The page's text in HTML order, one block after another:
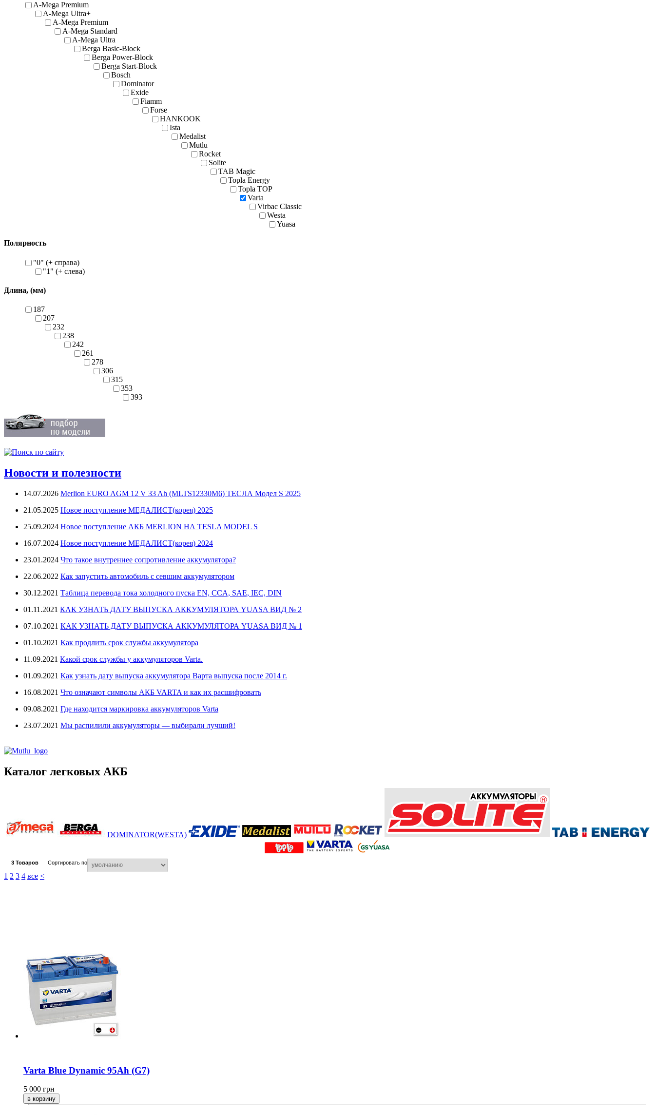
A-Mega Premium
A-Mega Ultra+
A-Mega Premium
A-Mega Standard
A-Mega Ultra
Berga Basic-Block
Berga Power-Block
Berga Start-Block
Bosch
Dominator
Exide
Fiamm
Forse
HANKOOK
Ista
Medalist
Mutlu
Rocket
Solite
TAB Magic
Topla Energy
Topla TOP
Varta
Virbac Classic
Westa
Yuasa
Полярность
"0" (+ справа)
"1" (+ слева)
Длина, (мм)
187
207
232
238
242
261
278
306
315
353
393
Новости и полезности
14.07.2026 Merlion EURO AGM 12 V 33 Ah (MLTS12330M6) ТЕСЛА Модел S 2025
21.05.2025 Новое поступление МЕДАЛИСТ(корея) 2025
25.09.2024 Новое поступление АКБ MERLION НА TESLA MODEL S
16.07.2024 Новое поступление МЕДАЛИСТ(корея) 2024
23.01.2024 Что такое внутреннее сопротивление аккумулятора?
22.06.2022 Как запустить автомобиль с севшим аккумулятором
30.12.2021 Таблица перевода тока холодного пуска EN, CCA, SAE, IEC, DIN
01.11.2021 КАК УЗНАТЬ ДАТУ ВЫПУСКА АККУМУЛЯТОРА YUASA ВИД № 2
07.10.2021 КАК УЗНАТЬ ДАТУ ВЫПУСКА АККУМУЛЯТОРА YUASA ВИД № 1
01.10.2021 Как продлить срок службы аккумулятора
11.09.2021 Какой срок службы у аккумуляторов Varta.
01.09.2021 Как узнать дату выпуска аккумулятора Варта выпуска после 2014 г.
16.08.2021 Что означают символы АКБ VARTA и как их расшифровать
09.08.2021 Где находится маркировка аккумуляторов Varta
23.07.2021 Мы распилили аккумуляторы — выбирали лучший!
Каталог легковых АКБ
DOMINATOR(WESTA)
3 Товаров Сортировать по
1 2 3 4 все <
Varta Blue Dynamic 95Ah (G7)
5 000 грн